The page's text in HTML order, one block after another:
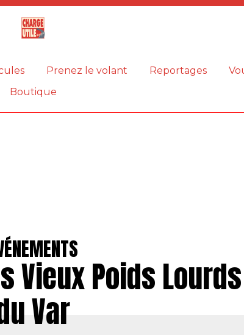
Prenez le volant Reportages
Boutique
Vieux Poids Lourds
Var